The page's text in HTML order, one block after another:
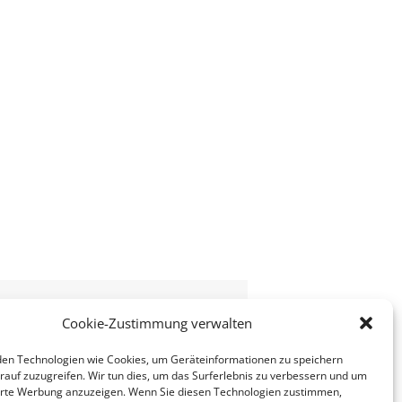
Cookie-Zustimmung verwalten
Technologien wie Cookies, um Geräteinformationen zu speichern
zuzugreifen. Wir tun dies, um das Surferlebnis zu verbessern und um
Werbung anzuzeigen. Wenn Sie diesen Technologien zustimmen,